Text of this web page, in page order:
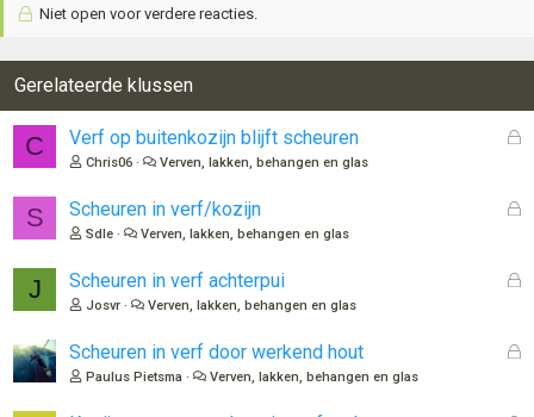
Niet open voor verdere reacties.
Gerelateerde klussen
C
G
n
Verf op buitenkozijn blijft scheuren
Chris06 Verven, lakken, behangen en glas
S
G
n
Scheuren in verf/kozijn
Sdle Verven, lakken, behangen en glas
J
G
Scheuren in verf achterpui
Josvr Verven, lakken, behangen en glas
G
Scheuren in verf door werkend hout
Paulus Pietsma Verven, lakken, behangen en glas